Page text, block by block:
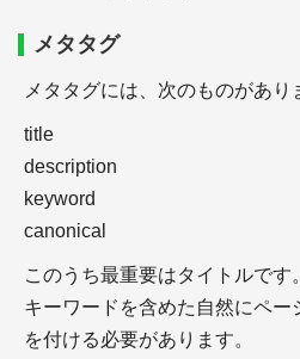
日本語訳】
本語訳】（６）NeedsMet評
＋google検索品質評価ガイド
本語訳】（５）特定の種類の
メタタグ
メタタグには、次のものがあり
title
description
keyword
canonical
このうち最重要はタイトルです。
キーワードを含めた自然にペ
を付ける必要があります。